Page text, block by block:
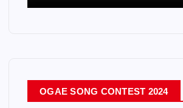
OGAE SONG CONTEST 2024